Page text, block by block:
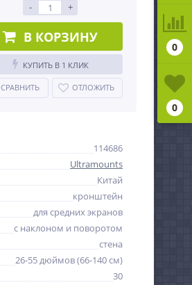
- +
В КОРЗИНУ
КУПИТЬ В 1 КЛИК
СРАВНИТЬ ОТЛОЖИТЬ
114686
Ultramounts
Китай
кронштейн
для средних экранов
с наклоном и поворотом
стена
26-55 дюймов (66-140 см)
30
0
0